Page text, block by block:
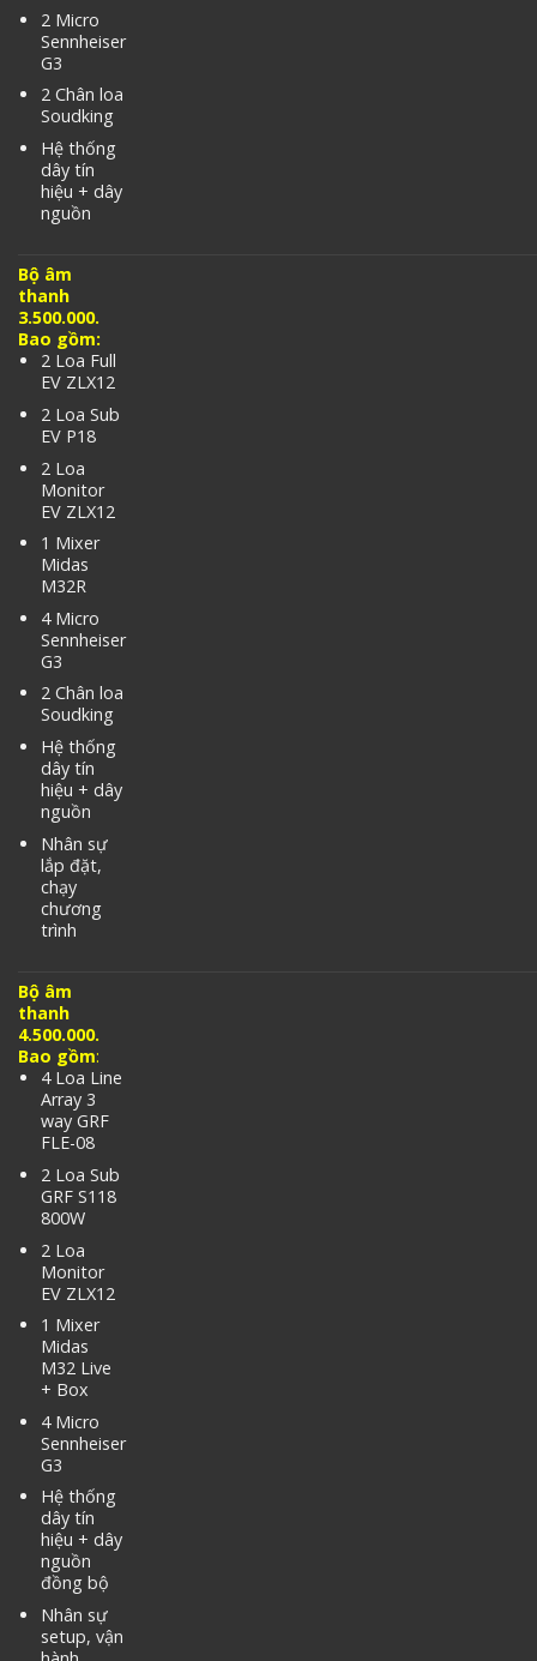
2 Micro
Sennheiser
G3
2 Chân loa
Soudking
Hệ thống
dây tín
hiệu + dây
nguồn
Bộ âm
thanh
3.500.000.
Bao gồm:
2 Loa Full
EV ZLX12
2 Loa Sub
EV P18
2 Loa
Monitor
EV ZLX12
1 Mixer
Midas
M32R
4 Micro
Sennheiser
G3
2 Chân loa
Soudking
Hệ thống
dây tín
hiệu + dây
nguồn
Nhân sự
lắp đặt,
chạy
chương
trình
Bộ âm
thanh
4.500.000.
Bao gồm:
4 Loa Line
Array 3
way GRF
FLE-08
2 Loa Sub
GRF S118
800W
2 Loa
Monitor
EV ZLX12
1 Mixer
Midas
M32 Live
+ Box
4 Micro
Sennheiser
G3
Hệ thống
dây tín
hiệu + dây
nguồn
đồng bộ
Nhân sự
setup, vận